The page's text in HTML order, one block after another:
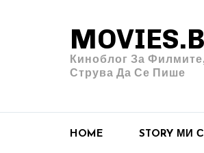
Киноблог За
Струва Да Се Пише
HOME STORY МИ